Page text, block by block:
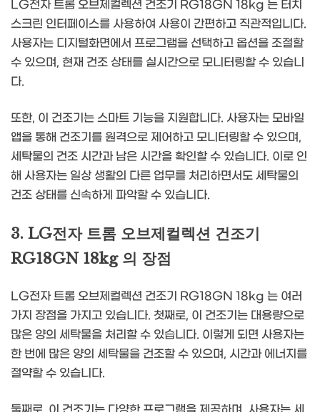
LG전자 트롬 오브제컬렉션 건조기 RG18GN 18kg 는 터치
스크린 인터페이스를 사용하여 사용이 간편하고 직관적입니다.
사용자는 디지털화면에서 프로그램을 선택하고 옵션을 조절할
수 있으며, 현재 건조 상태를 실시간으로 모니터링할 수 있습니
다.
또한, 이 건조기는 스마트 기능을 지원합니다. 사용자는 모바일
앱을 통해 건조기를 원격으로 제어하고 모니터링할 수 있으며,
세탁물의 건조 시간과 남은 시간을 확인할 수 있습니다. 이로 인
해 사용자는 일상 생활의 다른 업무를 처리하면서도 세탁물의
건조 상태를 신속하게 파악할 수 있습니다.
3. LG전자 트롬 오브제컬렉션 건조기
RG18GN 18kg 의 장점
LG전자 트롬 오브제컬렉션 건조기 RG18GN 18kg 는 여러
가지 장점을 가지고 있습니다. 첫째로, 이 건조기는 대용량으로
많은 양의 세탁물을 처리할 수 있습니다. 이렇게 되면 사용자는
한 번에 많은 양의 세탁물을 건조할 수 있으며, 시간과 에너지를
절약할 수 있습니다.
둘째로, 이 건조기는 다양한 프로그램을 제공하며, 사용자는 세